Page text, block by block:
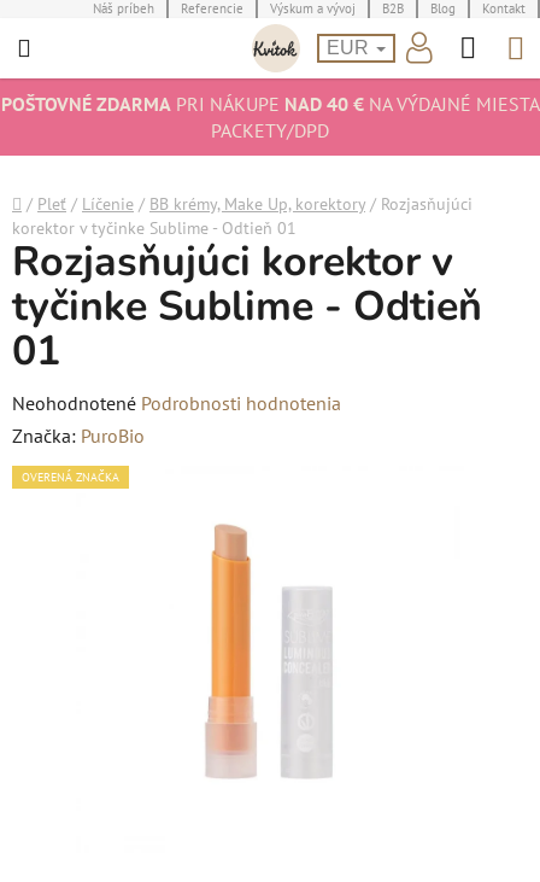
na
Náš príbeh Referencie Výskum a vývoj B2B Blog Kontakt
EUR
POŠTOVNÉ ZDARMAPRI NÁKUPE NAD 40 €NA VÝDAJNÉ MIESTA
PACKETY/DPD
Domov
/ Pleť / Líčenie / BB krémy, Make Up, korektory / Rozjasňujúci
korektor v tyčinke Sublime - Odtieň 01
Rozjasňujúci korektor v
tyčinke Sublime - Odtieň
01
Priemerné
hodnotenie
produktu
Neohodnotené Podrobnosti hodnotenia
Značka: PuroBio
OVERENÁ ZNAČKA